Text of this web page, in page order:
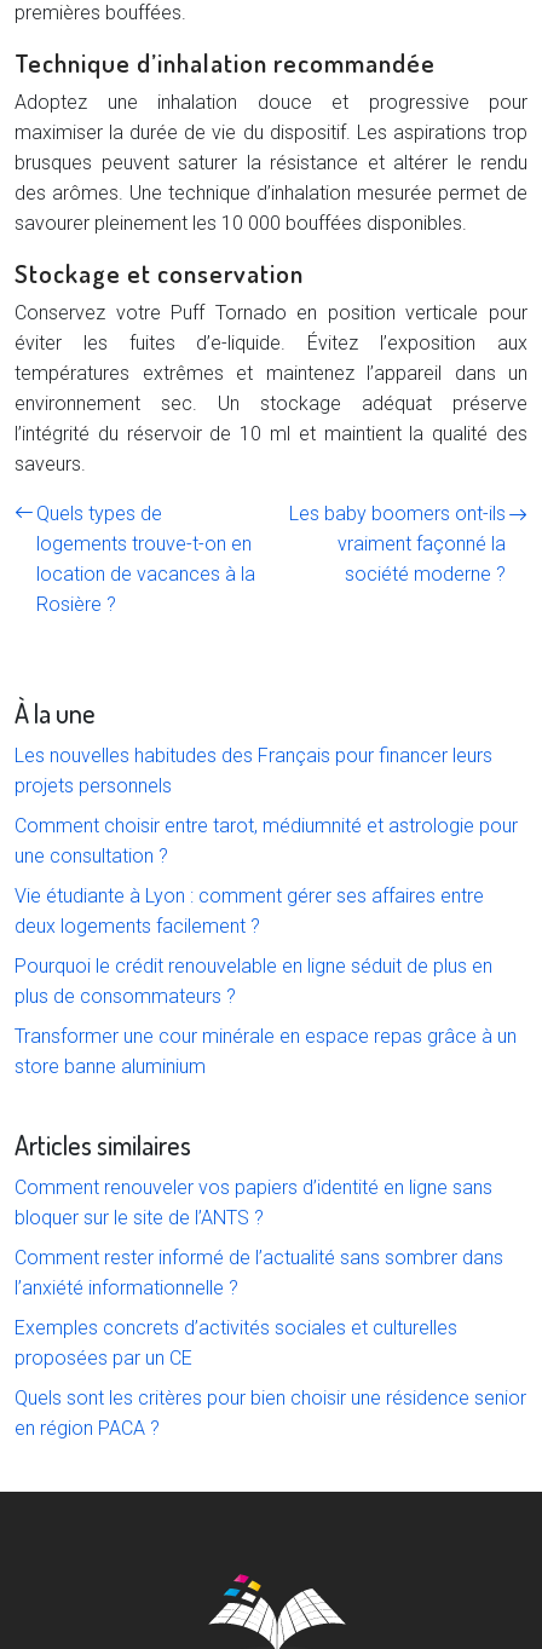
premières bouffées.
Technique d’inhalation recommandée
Adoptez une inhalation douce et progressive pour
maximiser la durée de vie du dispositif. Les aspirations trop
brusques peuvent saturer la résistance et altérer le rendu
des arômes. Une technique d’inhalation mesurée permet de
savourer pleinement les 10 000 bouffées disponibles.
Stockage et conservation
Conservez votre Puff Tornado en position verticale pour
éviter les fuites d’e-liquide. Évitez l’exposition aux
températures extrêmes et maintenez l’appareil dans un
environnement sec. Un stockage adéquat préserve
l’intégrité du réservoir de 10 ml et maintient la qualité des
saveurs.
Quels types de
logements trouve-t-on en
location de vacances à la
Rosière ?
Les baby boomers ont-ils
vraiment façonné la
société moderne ?
À la une
Les nouvelles habitudes des Français pour financer leurs
projets personnels
Comment choisir entre tarot, médiumnité et astrologie pour
une consultation ?
Vie étudiante à Lyon : comment gérer ses affaires entre
deux logements facilement ?
Pourquoi le crédit renouvelable en ligne séduit de plus en
plus de consommateurs ?
Transformer une cour minérale en espace repas grâce à un
store banne aluminium
Articles similaires
Comment renouveler vos papiers d’identité en ligne sans
bloquer sur le site de l’ANTS ?
Comment rester informé de l’actualité sans sombrer dans
l’anxiété informationnelle ?
Exemples concrets d’activités sociales et culturelles
proposées par un CE
Quels sont les critères pour bien choisir une résidence senior
en région PACA ?